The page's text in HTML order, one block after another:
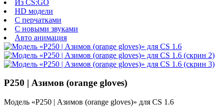
Из CS:GO
HD модели
С перчатками
С новыми звуками
Авто анимация
P250 | Азимов (orange gloves)
Модель «P250 | Азимов (orange gloves)» для CS 1.6